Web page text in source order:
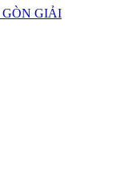
GIẢI